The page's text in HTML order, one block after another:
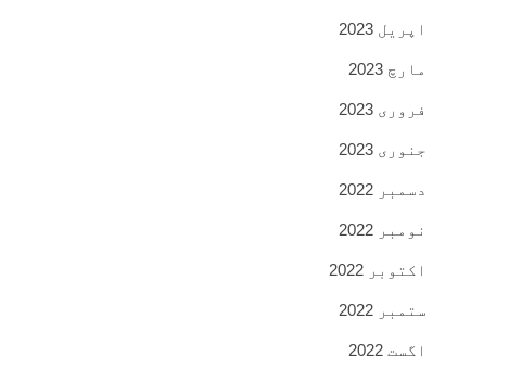
اپریل 2023
مارچ 2023
فروری 2023
جنوری 2023
دسمبر 2022
نومبر 2022
اکتوبر 2022
ستمبر 2022
اگست 2022